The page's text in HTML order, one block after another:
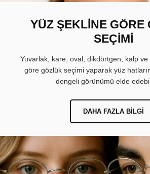
YÜZ ŞEKLİNE GÖRE
SEÇİMİ
Yuvarlak, kare, oval, dikdörtgen, kalp
göre gözlük seçimi yaparak yüz
dengeli görünümü elde
DAHA FAZLA BILGI